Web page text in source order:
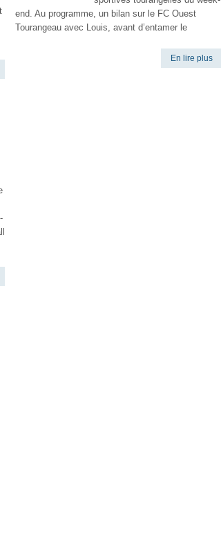
end. Au programme, un bilan sur le FC Ouest
Tourangeau avec Louis, avant d’entamer le
En lire plus